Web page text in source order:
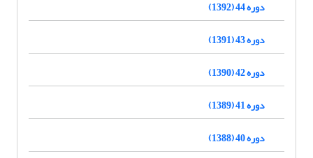
دوره 44 (1392)
دوره 43 (1391)
دوره 42 (1390)
دوره 41 (1389)
دوره 40 (1388)